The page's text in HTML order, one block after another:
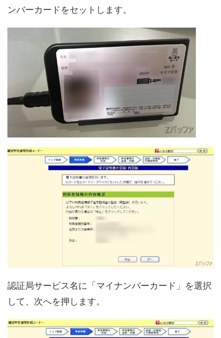
ンバーカードをセットします。
認証局サービス名に「マイナンバーカード」を選択
して、次へを押します。